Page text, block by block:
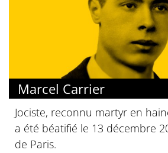
Marcel Carrier
Jociste, reconnu martyr en
a été béatifié le 13 décembre
de Paris.